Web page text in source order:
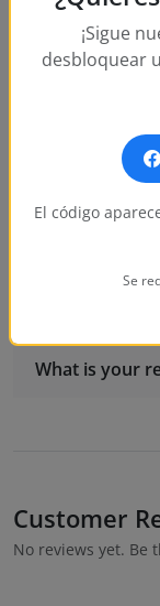
Frequently
What is your
Customer
No reviews yet. Be
¡Sigue
desbloquear
El código
Se